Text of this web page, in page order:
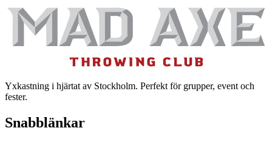
Yxkastning i hjärtat av Stockholm. Perfekt för grupper, event och
fester.
Snabblänkar